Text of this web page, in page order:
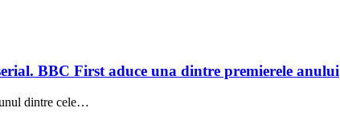
BBC First aduce una dintre premierele anului
dintre cele…